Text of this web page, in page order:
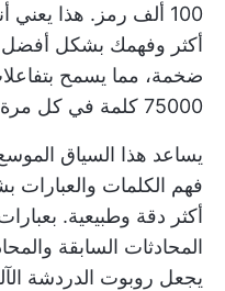
100 ألف رمز. هذا
أكثر وفهمك بشكل أفضل
ضخمة، مما يسمح
75000 كلمة في كل مرة!
يساعد هذا السياق
فهم الكلمات
أكثر دقة وطبيعية.
المحادثات السابقة
يجعل روبوت الدردشة